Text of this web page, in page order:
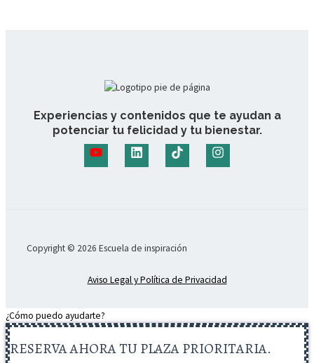
Experiencias y contenidos que te ayudan a
potenciar tu felicidad y tu bienestar.
Copyright © 2026 Escuela de inspiración
Aviso Legal y Política de Privacidad
¿Cómo puedo ayudarte?
RESERVA AHORA TU PLAZA PRIORITARIA.